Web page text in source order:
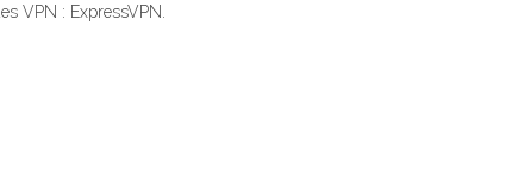
VPN : ExpressVPN.